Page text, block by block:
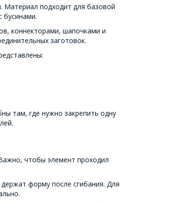
Материал подходит для базовой
бусинами.
коннекторами, шапочками и
заготовок.
там, где нужно закрепить одну
чтобы элемент проходил
форму после сгибания. Для